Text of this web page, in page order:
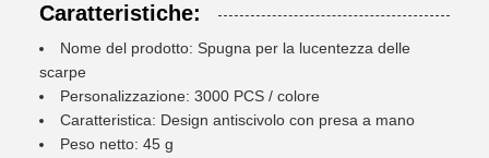
Caratteristiche:
Nome del prodotto: Spugna per la lucentezza delle
scarpe
Personalizzazione: 3000 PCS / colore
Caratteristica: Design antiscivolo con presa a mano
Peso netto: 45 g